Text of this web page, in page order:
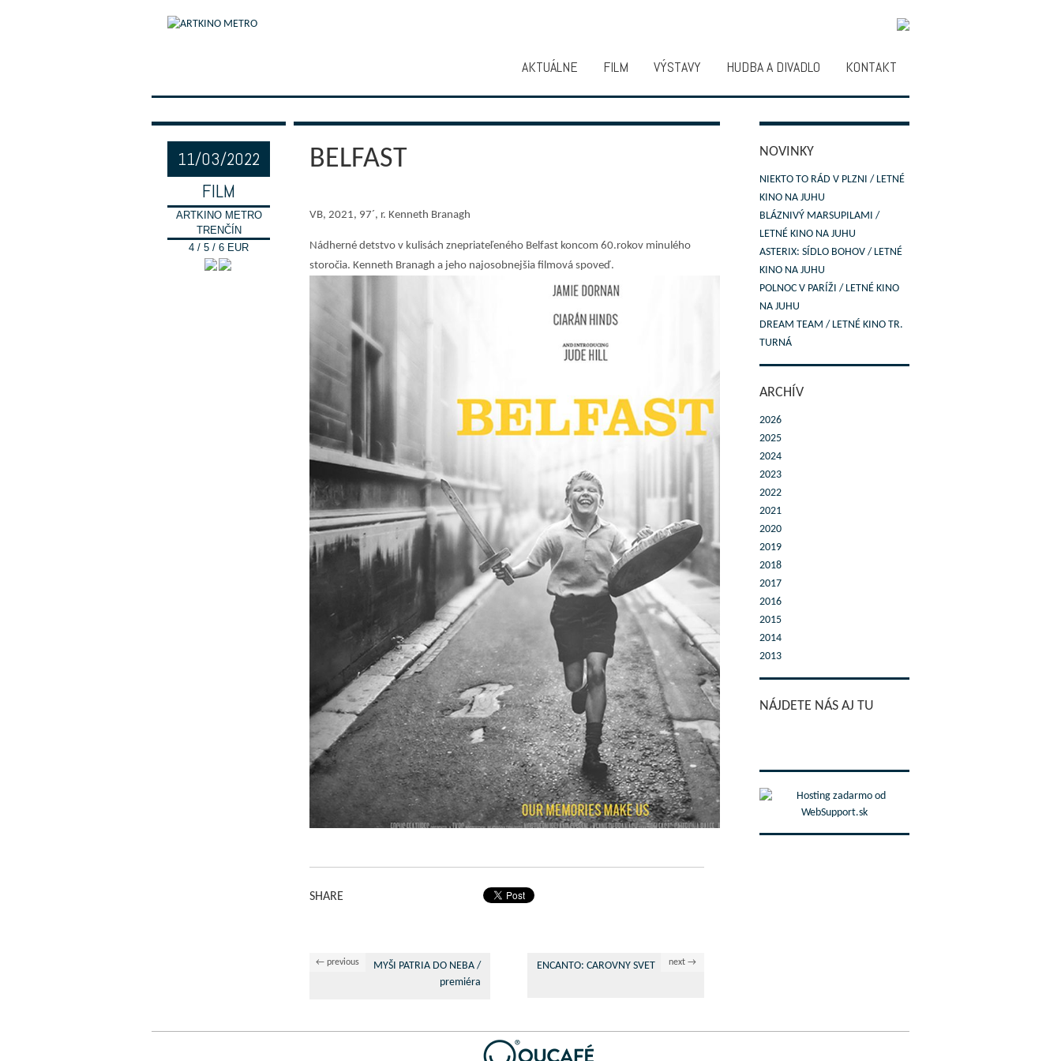
AKTUÁLNE FILM VÝSTAVY HUDBA A DIVADLO KONTAKT
11/03/2022
FILM
ARTKINO METRO
TRENČÍN
4 / 5 / 6 EUR
BELFAST
VB, 2021, 97´, r. Kenneth Branagh
Nádherné detstvo v kulisách znepriateľeného Belfast koncom 60.rokov minulého
storočia. Kenneth Branagh a jeho najosobnejšia filmová spoveď.
SHARE
← previous
MYŠI PATRIA DO NEBA /
premiéra
next →
ENCANTO: CAROVNY SVET
NOVINKY
NIEKTO TO RÁD V PLZNI / LETNÉ
KINO NA JUHU
BLÁZNIVÝ MARSUPILAMI /
LETNÉ KINO NA JUHU
ASTERIX: SÍDLO BOHOV / LETNÉ
KINO NA JUHU
POLNOC V PARÍŽI / LETNÉ KINO
NA JUHU
DREAM TEAM / LETNÉ KINO TR.
TURNÁ
ARCHÍV
2026
2025
2024
2023
2022
2021
2020
2019
2018
2017
2016
2015
2014
2013
NÁJDETE NÁS AJ TU